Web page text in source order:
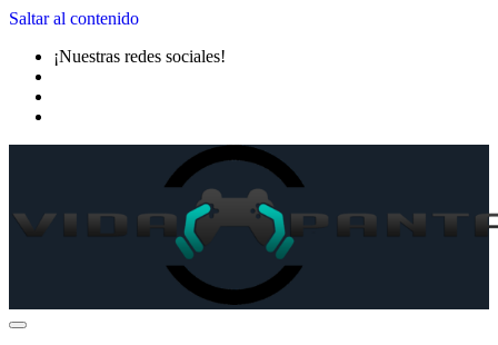
Saltar al contenido
¡Nuestras redes sociales!